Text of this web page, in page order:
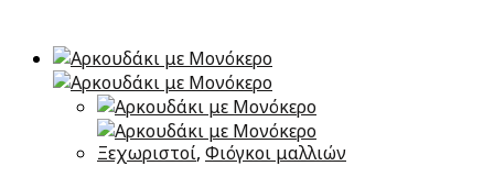
Ξεχωριστοί, Φιόγκοι μαλλιών